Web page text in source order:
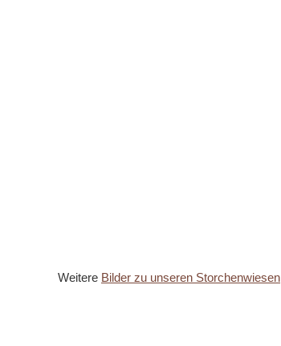
Weitere Bilder zu unseren Storchenwiesen